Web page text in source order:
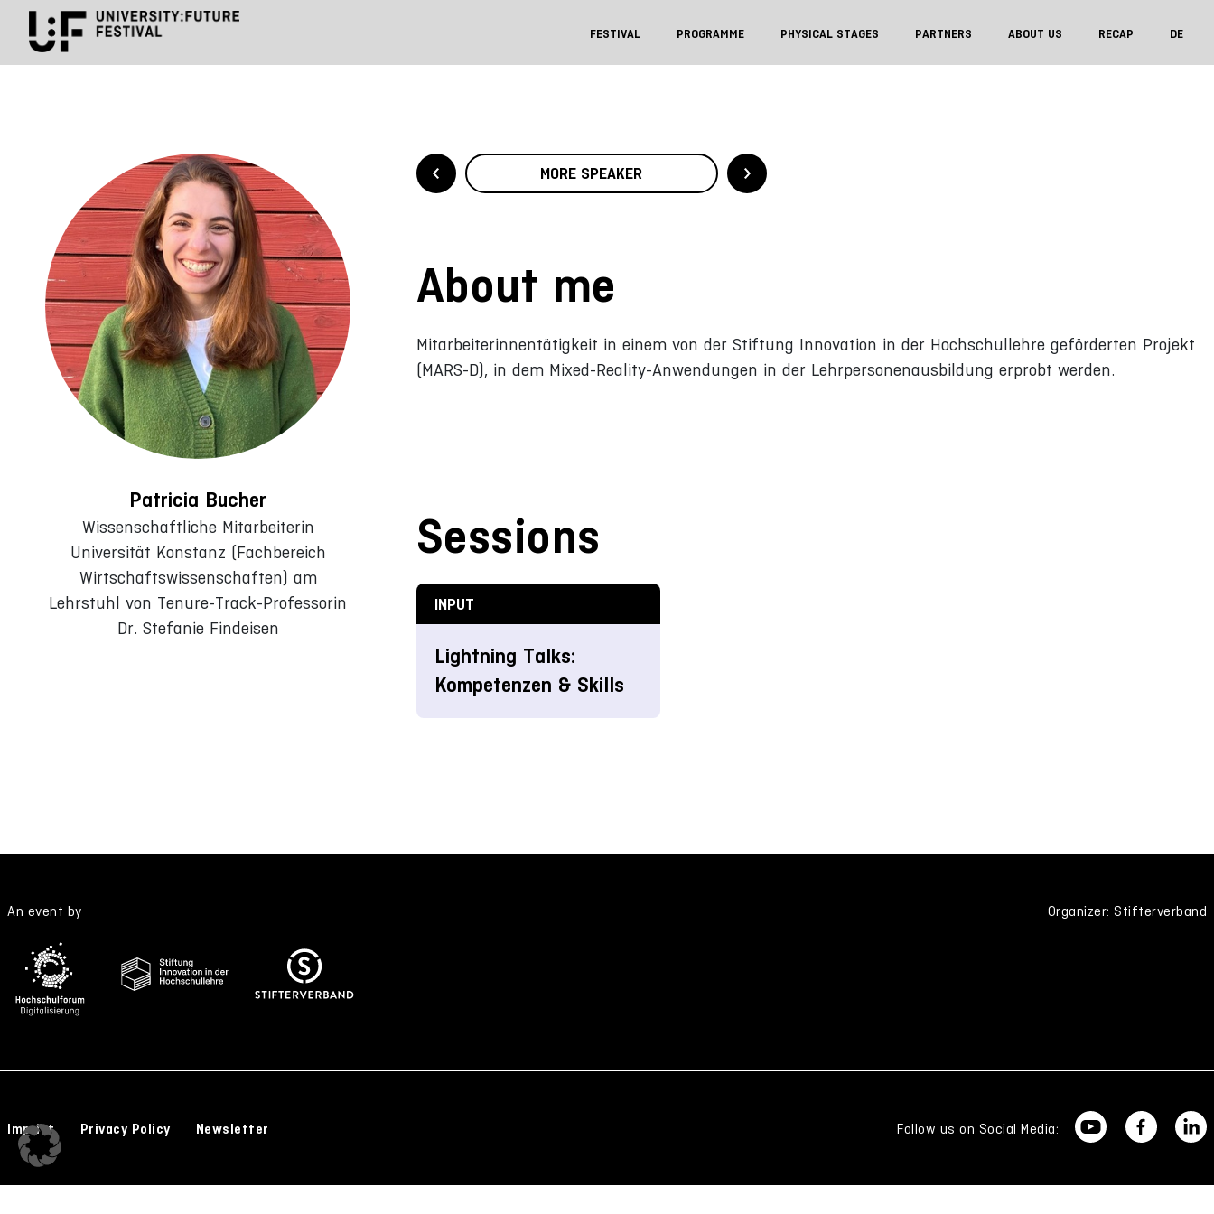
FESTIVAL PROGRAMME PHYSICAL STAGES PARTNERS ABOUT US RECAP DE
Patricia Bucher
Wissenschaftliche Mitarbeiterin
Universität Konstanz (Fachbereich
Wirtschaftswissenschaften) am
Lehrstuhl von Tenure-Track-Professorin
Dr. Stefanie Findeisen
MORE SPEAKER
About me
Mitarbeiterinnentätigkeit in einem von der Stiftung Innovation in der Hochschullehre geförderten Projekt
(MARS-D), in dem Mixed-Reality-Anwendungen in der Lehrpersonenausbildung erprobt werden.
Sessions
INPUT
Lightning Talks:
Kompetenzen & Skills
An event by Organizer: Stifterverband
Imprint Privacy Policy Newsletter Follow us on Social Media: